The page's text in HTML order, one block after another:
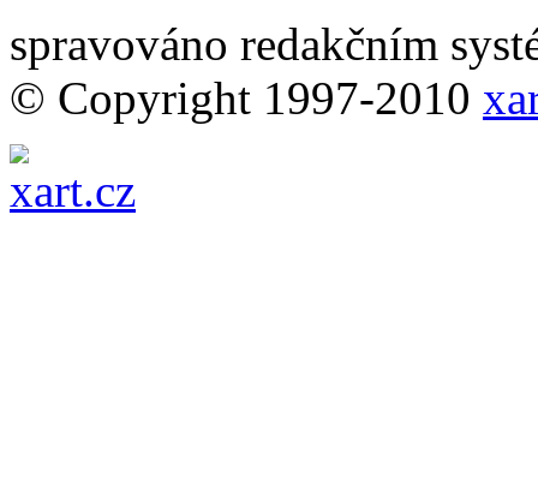
spravováno redakčním
© Copyright 1997-2010